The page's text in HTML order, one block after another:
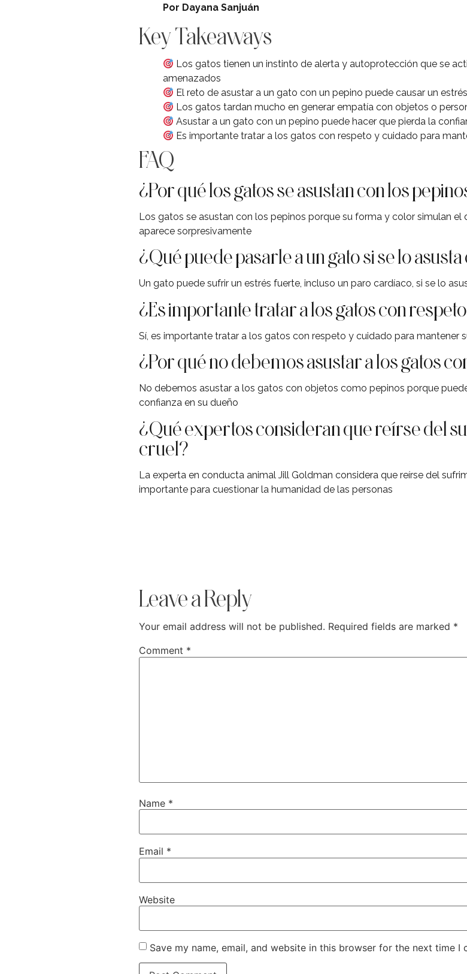
Por Dayana Sanjuán
Key Takeaways
Los gatos tienen un instinto de alerta y autoprotección que se
amenazados
El reto de asustar a un gato con un pepino puede causar un
Los gatos tardan mucho en generar empatía con objetos o
Asustar a un gato con un pepino puede hacer que pierda la
Es importante tratar a los gatos con respeto y cuidado para
FAQ
¿Por qué los gatos se asustan con los
Los gatos se asustan con los pepinos porque su forma y color simulan el
aparece sorpresivamente
¿Qué puede pasarle a un gato si se lo
Un gato puede sufrir un estrés fuerte, incluso un paro cardíaco, si se lo
¿Es importante tratar a los gatos con
Sí, es importante tratar a los gatos con respeto y cuidado para mantener
¿Por qué no debemos asustar a los gatos
No debemos asustar a los gatos con objetos como pepinos porque
confianza en su dueño
¿Qué expertos consideran que reírse del
cruel?
La experta en conducta animal Jill Goldman considera que reírse del
importante para cuestionar la humanidad de las personas
Leave a Reply
Your email address will not be published. Required fields are marked *
Comment *
Name *
Email *
Website
Save my name, email, and website in this browser for the next time I